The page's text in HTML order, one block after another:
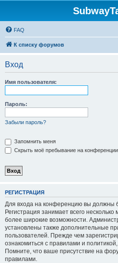
FAQ
К списку форумов
Вход
Имя пользователя:
Пароль:
Забыли пароль?
Запомнить меня
Скрыть моё пребывание на конференции
РЕГИСТРАЦИЯ
Для входа на конференцию вы должны
Регистрация занимает всего
более широкие возможности.
установлены также дополнительные
пользователей. Прежде чем
ознакомиться с правилами и
Помните, что ваше присутствие на
правилами.